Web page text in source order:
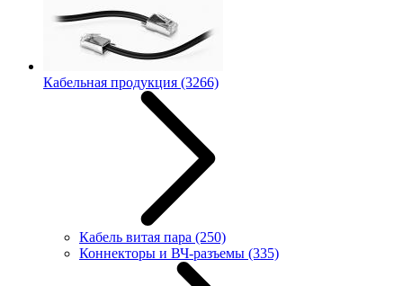
Кабельная продукция (3266)
Кабель витая пара (250)
Коннекторы и ВЧ-разъемы (335)